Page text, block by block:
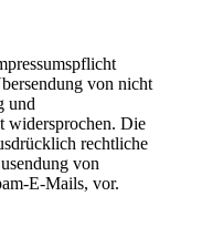
von nicht
und
widersprochen. Die
rechtliche
von
E-Mails, vor.